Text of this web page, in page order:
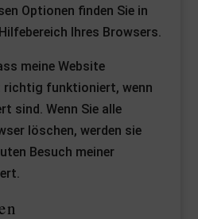
Optionen finden Sie in
Ihres Browsers.
meine Website
richtig funktioniert, wenn
sind. Wenn Sie alle
löschen, werden sie
Besuch meiner